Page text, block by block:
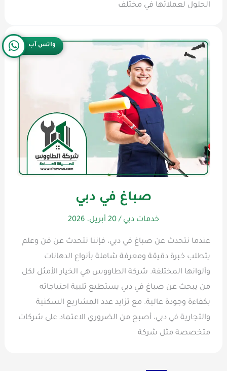
الحلول لعملائها في مختلف
صباغ في دبي
خدمات دبي /20 أبريل، 2026
عندما نتحدث عن صباغ في دبي، فإننا نتحدث عن فن وعلم
يتطلب خبرة دقيقة ومعرفة شاملة بأنواع الدهانات
وألوانها المختلفة. شركة الطاووس هي الخيار الأمثل لكل
من يبحث عن صباغ في دبي يستطيع تلبية احتياجاته
بكفاءة وجودة عالية. مع تزايد عدد المشاريع السكنية
والتجارية في دبي، أصبح من الضروري الاعتماد على شركات
متخصصة مثل شركة
واتس آب